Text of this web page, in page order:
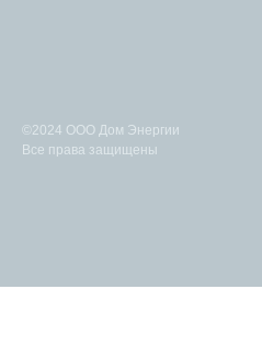
©2024 ООО Дом Энергии
Все права защищены